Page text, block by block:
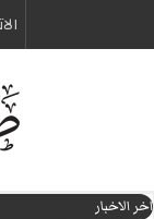
اخر الاخبار